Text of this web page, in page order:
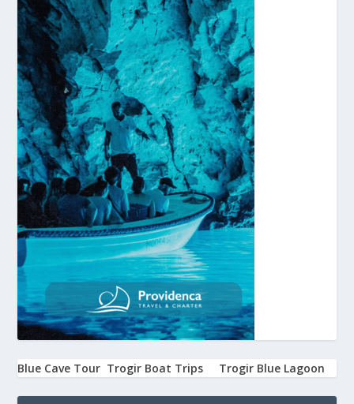
Blue Cave Tour Trogir Boat Trips Trogir Blue Lagoon